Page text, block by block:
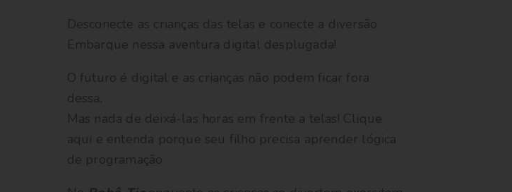
Desconecte as crianças das telas e conecte a diversão.
Embarque nessa aventura digital desplugada!
O futuro é digital e as crianças não podem ficar fora
dessa.
Mas nada de deixá-las horas em frente a telas! Clique
aqui e entenda porque seu filho precisa aprender lógica
de programação.